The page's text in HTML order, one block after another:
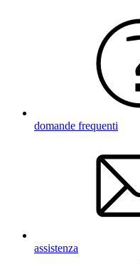
domande frequenti
assistenza